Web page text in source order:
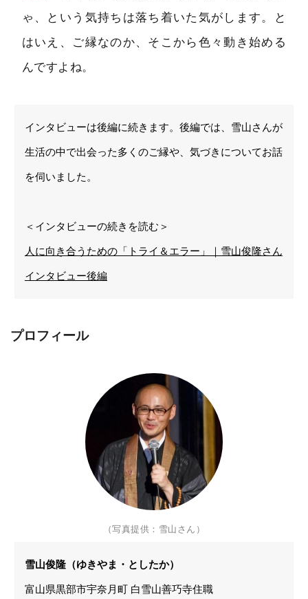
ゃ、という気持ちは落ち着いた気がします。と
はいえ、ご縁なのか、そこから色々動き始める
んですよね。
インタビューは後編に続きます。後編では、雪山さんが
生活の中で出会った多くのご縁や、気づきについてお話
を伺いました。
＜インタビューの続きを読む＞
人に向き合うための「トライ＆エラー」｜雪山俊隆さん
インタビュー後編
プロフィール
（写真提供：雪山さん）
雪山俊隆（ゆきやま・としたか）
富山県黒部市宇奈月町 白雪山善巧寺住職